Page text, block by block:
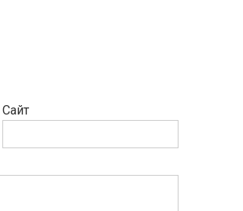
Сайт